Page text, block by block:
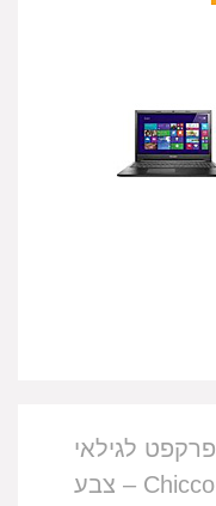
כוס אימון °360 פרקפט לגילאי
שנה+ בנפח 200 מ"ל מבית Chicco – צבע